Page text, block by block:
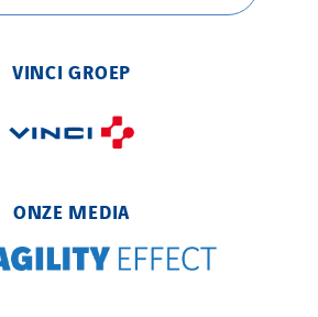
VINCI GROEP
ONZE MEDIA